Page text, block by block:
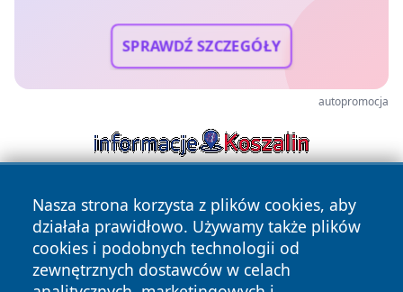
SPRAWDŹ SZCZEGÓŁY
autopromocja
Nasza strona korzysta z plików cookies, aby
działała prawidłowo. Używamy także plików
cookies i podobnych technologii od
zewnętrznych dostawców w celach